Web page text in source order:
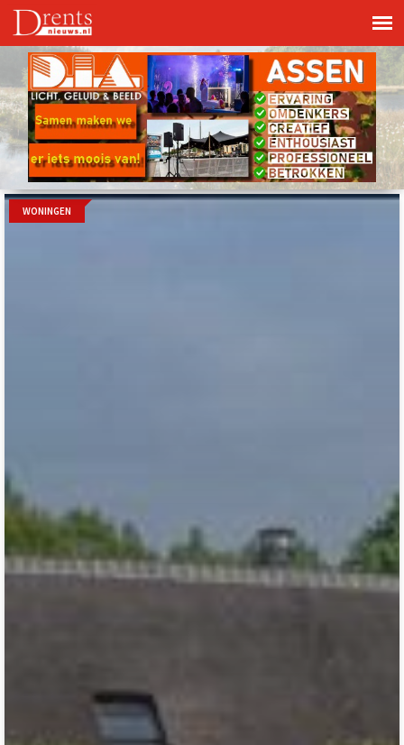
WONINGEN